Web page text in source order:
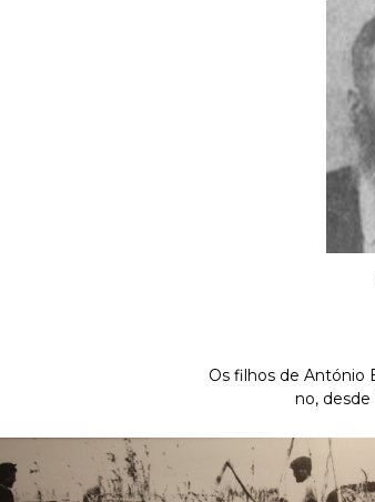
Os filhos de António
no,